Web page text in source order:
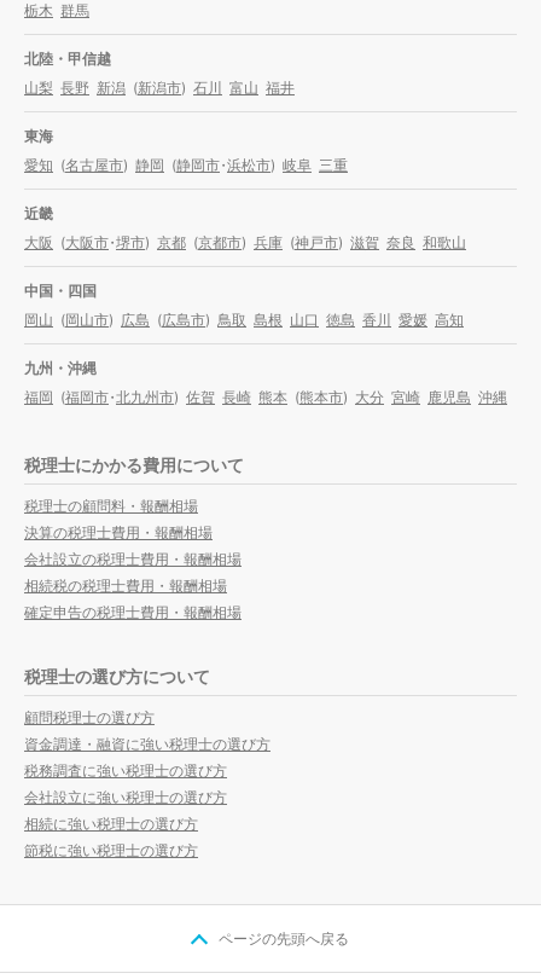
栃木 群馬
北陸・甲信越
山梨 長野 新潟 (新潟市) 石川 富山 福井
東海
愛知 (名古屋市) 静岡 (静岡市・浜松市) 岐阜 三重
近畿
大阪 (大阪市・堺市) 京都 (京都市) 兵庫 (神戸市) 滋賀 奈良 和歌山
中国・四国
岡山 (岡山市) 広島 (広島市) 鳥取 島根 山口 徳島 香川 愛媛 高知
九州・沖縄
福岡 (福岡市・北九州市) 佐賀 長崎 熊本 (熊本市) 大分 宮崎 鹿児島 沖縄
税理士にかかる費用について
税理士の顧問料・報酬相場
決算の税理士費用・報酬相場
会社設立の税理士費用・報酬相場
相続税の税理士費用・報酬相場
確定申告の税理士費用・報酬相場
税理士の選び方について
顧問税理士の選び方
資金調達・融資に強い税理士の選び方
税務調査に強い税理士の選び方
会社設立に強い税理士の選び方
相続に強い税理士の選び方
節税に強い税理士の選び方
ページの先頭へ戻る